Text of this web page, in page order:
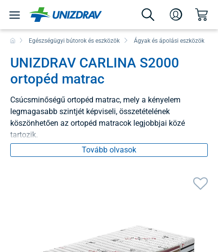
Egészségügyi bútorok és eszközök Ágyak és ápolási eszközök
UNIZDRAV CARLINA S2000
ortopéd matrac
Csúcsminőségű ortopéd matrac, mely a kényelem
legmagasabb szintjét képviseli, összetételének
köszönhetően az ortopéd matracok legjobbjai közé
tartozik.
Tovább olvasok